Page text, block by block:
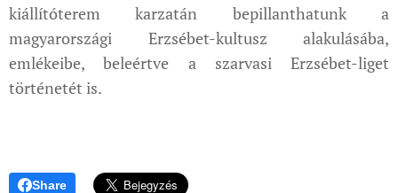
kiállítóterem karzatán bepillanthatunk a
magyarországi Erzsébet-kultusz alakulásába,
emlékeibe, beleértve a szarvasi Erzsébet-liget
történetét is.
Share